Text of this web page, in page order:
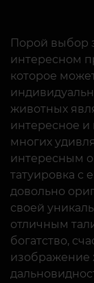
Порой выбор
интересном
которое
животных
интересное и
многих
интересным
татуировка с
довольно
своей
отличным
богатство,
изображение